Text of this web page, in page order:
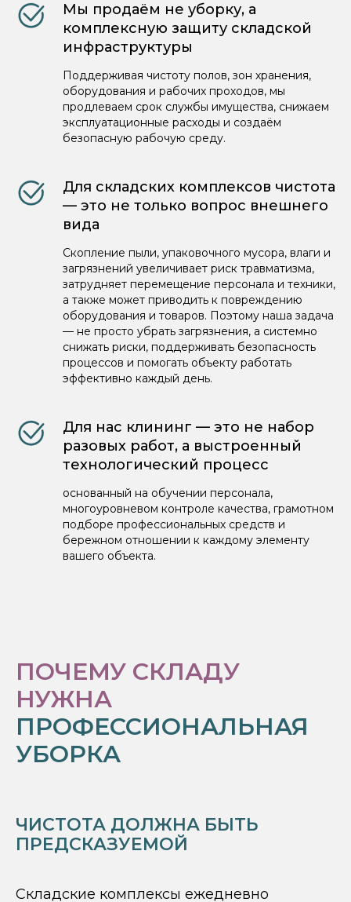
Мы продаём не уборку, а
комплексную защиту складской
инфраструктуры
Поддерживая чистоту полов, зон хранения,
оборудования и рабочих проходов, мы
продлеваем срок службы имущества, снижаем
эксплуатационные расходы и создаём
безопасную рабочую среду.
Для складских комплексов чистота
— это не только вопрос внешнего
вида
Скопление пыли, упаковочного мусора, влаги и
загрязнений увеличивает риск травматизма,
затрудняет перемещение персонала и техники,
а также может приводить к повреждению
оборудования и товаров. Поэтому наша задача
— не просто убрать загрязнения, а системно
снижать риски, поддерживать безопасность
процессов и помогать объекту работать
эффективно каждый день.
Для нас клининг — это не набор
разовых работ, а выстроенный
технологический процесс
основанный на обучении персонала,
многоуровневом контроле качества, грамотном
подборе профессиональных средств и
бережном отношении к каждому элементу
вашего объекта.
ПОЧЕМУ СКЛАДУ
НУЖНА
ПРОФЕССИОНАЛЬНАЯ
УБОРКА
ЧИСТОТА ДОЛЖНА БЫТЬ
ПРЕДСКАЗУЕМОЙ
Складские комплексы ежедневно